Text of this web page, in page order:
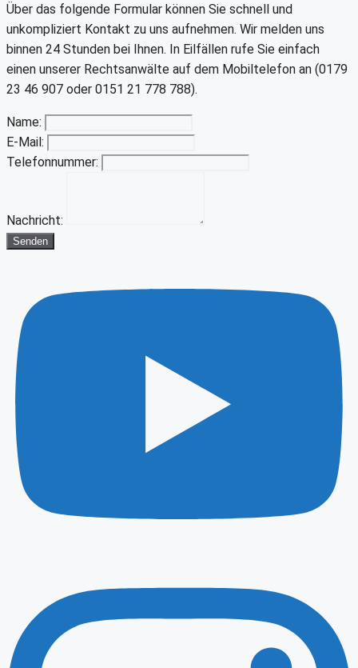
Über das folgende Formular können Sie schnell und
unkompliziert Kontakt zu uns aufnehmen. Wir melden uns
binnen 24 Stunden bei Ihnen. In Eilfällen rufe Sie einfach
einen unserer Rechtsanwälte auf dem Mobiltelefon an (0179
23 46 907 oder 0151 21 778 788).
Name:
E-Mail:
Telefonnummer:
Nachricht:
Senden